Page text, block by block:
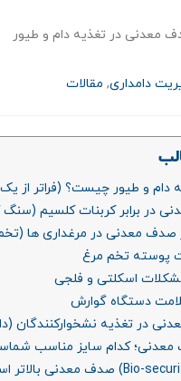
دامداری, مقالات
و طیور چیست؟ (فراتر از یک
در برابر کربنات کلسیم
صدف معدنی در مرغداری‌ ها
در تغذیه نشخوارکنندگان
معدنی؛ کدام سایز مناسب